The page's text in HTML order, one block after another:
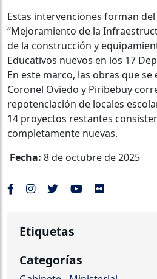
Estas intervenciones forman
“Mejoramiento de la
de la construcción y
Educativos nuevos en los 17
En este marco, las obras que se
Coronel Oviedo y Piribebuy
repotenciación de locales
14 proyectos restantes
completamente nuevas.
Fecha: 8 de octubre de 2025
Etiquetas
Categorías